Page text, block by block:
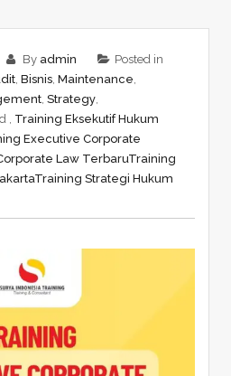
By admin
Posted in
, Bisnis, Maintenance,
, Strategy,
, Training Eksekutif Hukum
Executive Corporate
Law TerbaruTraining
Training Strategi Hukum